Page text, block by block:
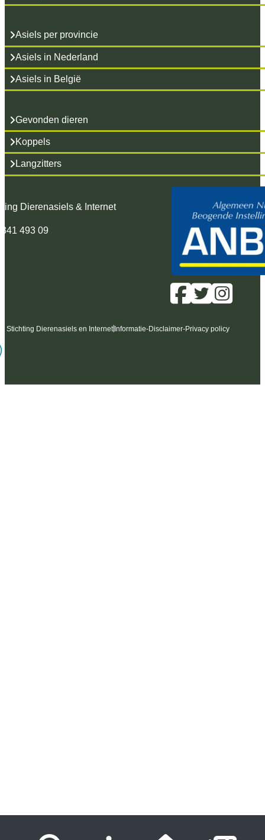
Asiels per provincie
Asiels in Nederland
Asiels in België
Gevonden dieren
Koppels
Langzitters
Dierenasiels & Internet
493 09
Stichting Dierenasiels en Internet Informatie-Disclaimer-Privacy policy